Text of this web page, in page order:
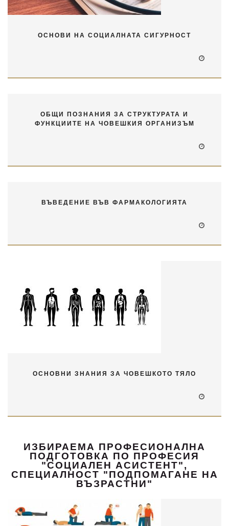
ОСНОВИ НА СОЦИАЛНАТА СИГУРНОСТ
ОБЩИ ПОЗНАНИЯ ЗА СТРУКТУРАТА И
ФУНКЦИИТЕ НА ЧОВЕШКИЯ ОРГАНИЗЪМ
ВЪВЕДЕНИЕ ВЪВ ФАРМАКОЛОГИЯТА
ОСНОВНИ ЗНАНИЯ ЗА ЧОВЕШКОТО ТЯЛО
ИЗБИРАЕМА ПРОФЕСИОНАЛНА
ПОДГОТОВКА ПО ПРОФЕСИЯ
"СОЦИАЛЕН АСИСТЕНТ",
СПЕЦИАЛНОСТ "ПОДПОМАГАНЕ НА
ВЪЗРАСТНИ"